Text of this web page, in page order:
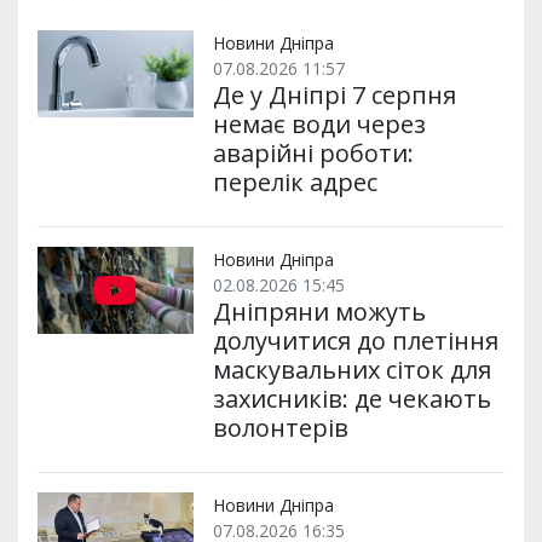
и k m p
Новини Дніпра
07.08.2026 11:57
Де у Дніпрі 7 серпня
немає води через
аварійні роботи:
перелік адрес
Новини Дніпра
02.08.2026 15:45
Дніпряни можуть
долучитися до плетіння
маскувальних сіток для
захисників: де чекають
волонтерів
Новини Дніпра
07.08.2026 16:35